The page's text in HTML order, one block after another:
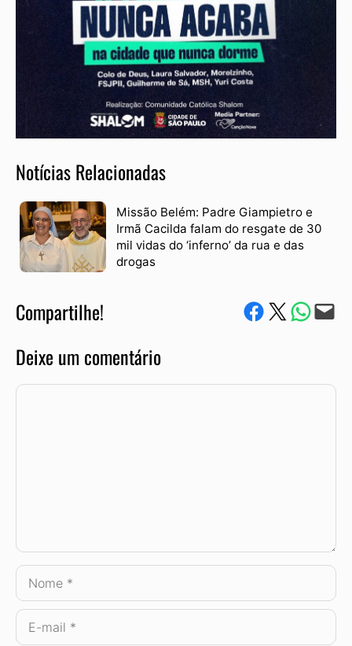
Notícias Relacionadas
Missão Belém: Padre Giampietro e
Irmã Cacilda falam do resgate de 30
mil vidas do ‘inferno’ da rua e das
drogas
Compartilhe! Compartilhe no Facebook
Compartilhe no Twitter
Compartile via
Envie via e-mail
Deixe um comentário
Comentário
Nome
E-
mail